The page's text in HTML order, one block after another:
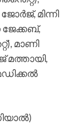
മിന്നി
ജേക്കബ്,
മാണി
മത്തായി,